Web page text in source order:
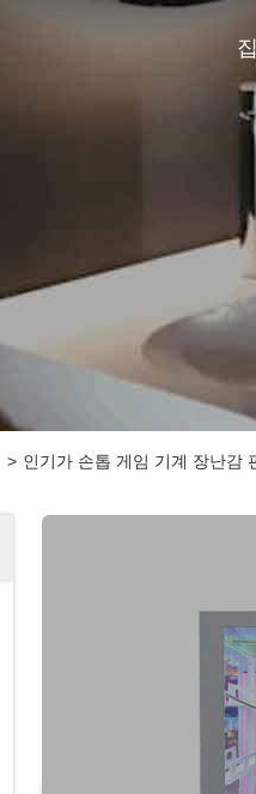
집
> 인기가 손톱 게임 기계 장난감